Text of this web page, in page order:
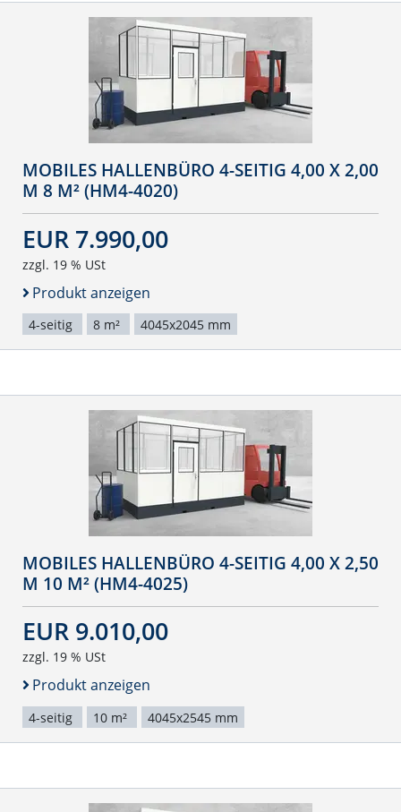
MOBILES HALLENBÜRO 4-SEITIG 4,00 X 2,00
M 8 M² (HM4-4020)
EUR 7.990,00
zzgl. 19 % USt
Produkt anzeigen
4-seitig 8 m² 4045x2045 mm
MOBILES HALLENBÜRO 4-SEITIG 4,00 X 2,50
M 10 M² (HM4-4025)
EUR 9.010,00
zzgl. 19 % USt
Produkt anzeigen
4-seitig 10 m² 4045x2545 mm